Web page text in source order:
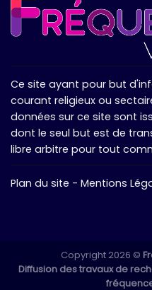
Ce site ayant pour but
courant religieux ou
données sur ce site sont
dont le seul but est de
libre arbitre pour tout
Plan du site - Mentions
Copyright 2026 ©
Diffusion des travaux de